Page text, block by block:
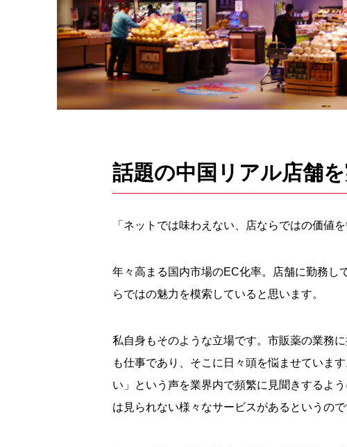
話題の中国リアル店舗
「ネットでは味わえない、店ならではの価値
年々高まる国内市場のEC化率。店舗に勤務し
らではの魅力を模索していると思います。
私自身もそのような立場です。市販薬の業務
も仕事であり、そこに日々頭を悩ませていま
い」という声を業界内で頻繁に見聞きするよ
は見られない様々なサービスがあるというので